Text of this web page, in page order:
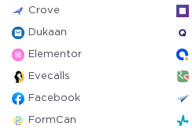
Crove
Dukaan
Elementor
Evecalls
Facebook
FormCan